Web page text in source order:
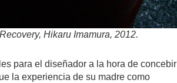
Hikaru Imamura, 2012.
para el diseñador a la hora de concebir
la experiencia de su madre como